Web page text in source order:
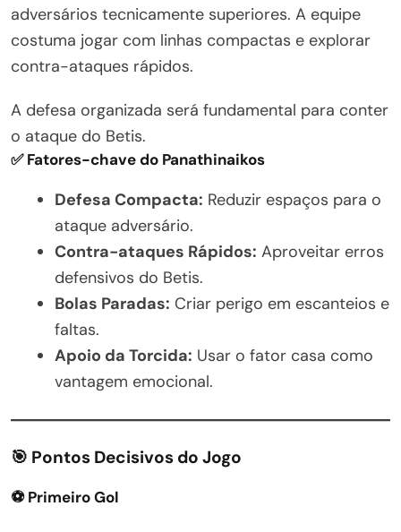
adversários tecnicamente superiores. A equipe
costuma jogar com linhas compactas e explorar
contra-ataques rápidos.
A defesa organizada será fundamental para conter
o ataque do Betis.
✅ Fatores-chave do Panathinaikos
Defesa Compacta: Reduzir espaços para o
ataque adversário.
Contra-ataques Rápidos: Aproveitar erros
defensivos do Betis.
Bolas Paradas: Criar perigo em escanteios e
faltas.
Apoio da Torcida: Usar o fator casa como
vantagem emocional.
🎯 Pontos Decisivos do Jogo
⚽ Primeiro Gol